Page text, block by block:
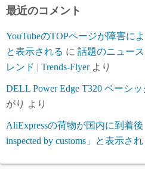
ブ
最近のコメント
YouTubeのTOPページが障害に
と表示される に 話題のニュー
レンド | Trends-Flyerより
DELL Power Edge T320 ベーシ
がり より
AliExpressの荷物が国内に到着後
inspected by customs」と表示さ